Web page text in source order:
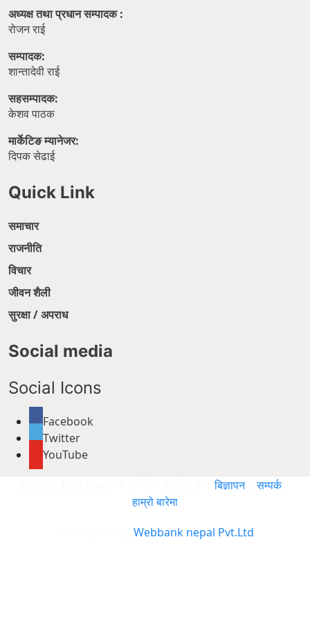
अध्यक्ष तथा प्रधान सम्पादक :
रोजन राई
सम्पादक:
शान्तादेवी राई
सहसम्पादक:
केशव पाठक
मार्केटिङ म्यानेजर:
दिपक सेढाई
Quick Link
समाचार
राजनीति
विचार
जीवन शैली
सुरक्षा / अपराध
Social media
Social Icons
Facebook
Twitter
YouTube
© 2026: Fast news मा सर्वाधिक सुरक्षित छ ।बिज्ञापन|सम्पर्क
हाम्रो बारेमा
Webbank nepal Pvt.Ltd